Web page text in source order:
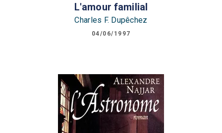
L'amour familial
Charles F. Dupêchez
04/06/1997